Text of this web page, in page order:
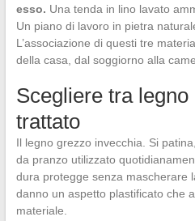
esso. Una tenda in lino lavato
Un piano di lavoro in pietra
L’associazione di questi tre
della casa, dal soggiorno alla
Scegliere tra
trattato
Il legno grezzo invecchia. Si
da pranzo utilizzato
dura protegge senza mascherare
danno un aspetto plastificato che
materiale.